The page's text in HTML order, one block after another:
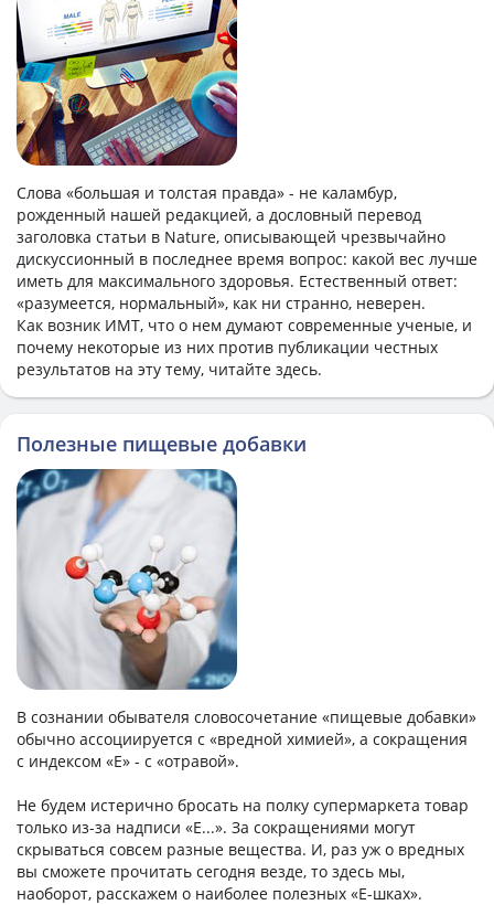
Слова «большая и толстая правда» - не каламбур,
рожденный нашей редакцией, а дословный перевод
заголовка статьи в Nature, описывающей чрезвычайно
дискуссионный в последнее время вопрос: какой вес лучше
иметь для максимального здоровья. Естественный ответ:
«разумеется, нормальный», как ни странно, неверен.
Как возник ИМТ, что о нем думают современные ученые, и
почему некоторые из них против публикации честных
результатов на эту тему, читайте здесь.
Полезные пищевые добавки
В сознании обывателя словосочетание «пищевые добавки»
обычно ассоциируется с «вредной химией», а сокращения
с индексом «E» - с «отравой».
Не будем истерично бросать на полку супермаркета товар
только из-за надписи «E...». За сокращениями могут
скрываться совсем разные вещества. И, раз уж о вредных
вы сможете прочитать сегодня везде, то здесь мы,
наоборот, расскажем о наиболее полезных «Е-шках».